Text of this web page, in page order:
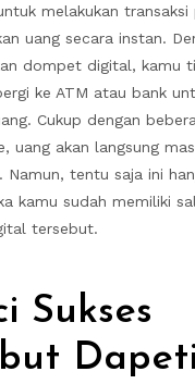
melakukan transaksi
uang secara instan.
dompet digital, kamu
ke ATM atau bank
Cukup dengan
uang akan langsung
Namun, tentu saja ini
kamu sudah memiliki
tersebut.
Sukses